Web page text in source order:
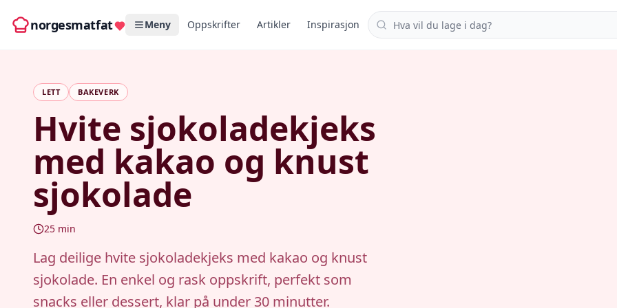
norgesmatfat Meny Oppskrifter Artikler Inspirasjon Søk i oppskrifter
LETT BAKEVERK
Hvite sjokoladekjeks
med kakao og knust
sjokolade
25 min
Lag deilige hvite sjokoladekjeks med kakao og knust
sjokolade. En enkel og rask oppskrift, perfekt som
snacks eller dessert, klar på under 30 minutter.